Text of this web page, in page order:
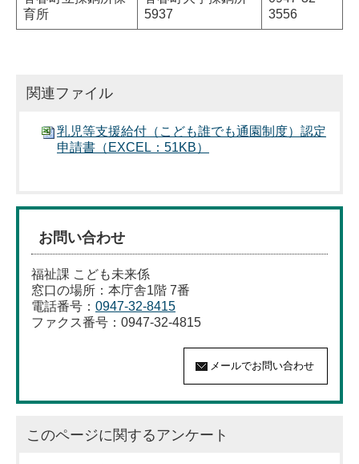
育所
5937
3556
関連ファイル
乳児等支援給付（こども誰でも通園制度）認定
申請書（EXCEL：51KB）
お問い合わせ
福祉課 こども未来係
窓口の場所：本庁舎1階 7番
電話番号： 0947-32-8415
ファクス番号：0947-32-4815
このページに関するアンケート